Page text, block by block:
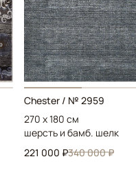
Chester / № 2959
270 x 180 см
шерсть и бамб. шелк
221 000 ₽340 000 ₽